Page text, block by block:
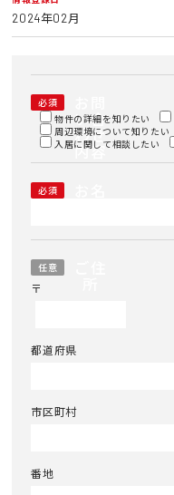
2024年02月
必須
い合
わせ
内容
物件の詳細を知りたい
周辺環境について知りたい
入居に関して相談したい
必須
任意
〒
都道府県
市区町村
番地